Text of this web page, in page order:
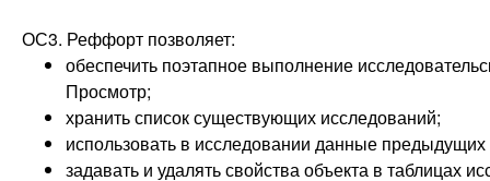
ОС3. Реффорт позволяет:
обеспечить поэтапное выполнение
Просмотр;
хранить список существующих исследований;
использовать в исследовании данные
задавать и удалять свойства объекта в таблицах